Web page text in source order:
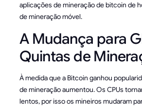
aplicações de mineração de bitcoin de
de mineração móvel.
A Mudança para
Quintas de
À medida que a Bitcoin ganhou
de mineração aumentou. Os CPUs
lentos, por isso os mineiros mudaram